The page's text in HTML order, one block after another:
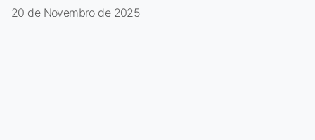
20 de Novembro de 2025